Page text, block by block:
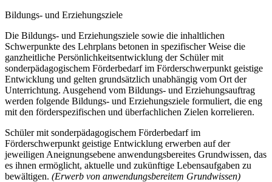
Bildungs- und Erziehungsziele
Die Bildungs- und Erziehungsziele sowie die inhaltlichen
Schwerpunkte des Lehrplans betonen in spezifischer Weise die
ganzheitliche Persönlichkeitsentwicklung der Schüler mit
sonderpädagogischem Förderbedarf im Förderschwerpunkt geistige
Entwicklung und gelten grundsätzlich unabhängig vom Ort der
Unterrichtung. Ausgehend vom Bildungs- und Erziehungsauftrag
werden folgende Bildungs- und Erziehungsziele formuliert, die eng
mit den förderspezifischen und überfachlichen Zielen korrelieren.
Schüler mit sonderpädagogischem Förderbedarf im
Förderschwerpunkt geistige Entwicklung erwerben auf der
jeweiligen Aneignungsebene anwendungsbereites Grundwissen, das
es ihnen ermöglicht, aktuelle und zukünftige Lebensaufgaben zu
bewältigen. (Erwerb von anwendungsbereitem Grundwissen)